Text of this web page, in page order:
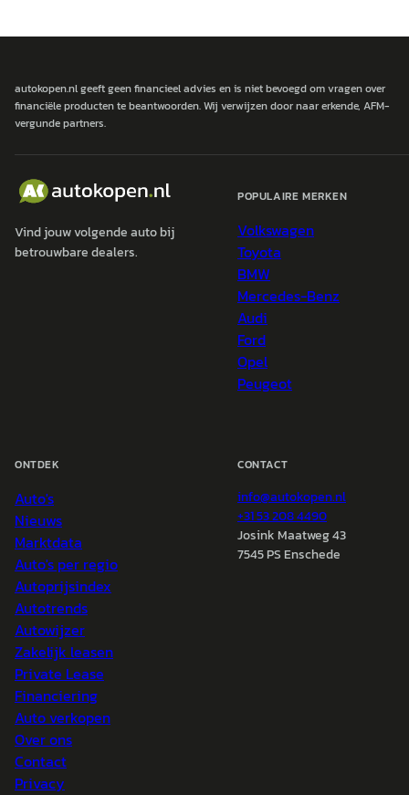
autokopen.nl geeft geen financieel advies en is niet bevoegd om vragen over
financiële producten te beantwoorden. Wij verwijzen door naar erkende, AFM-
vergunde partners.
Vind jouw volgende auto bij
betrouwbare dealers.
POPULAIRE MERKEN
Volkswagen
Toyota
BMW
Mercedes-Benz
Audi
Ford
Opel
Peugeot
ONTDEK
Auto's
Nieuws
Marktdata
Auto's per regio
Autoprijsindex
Autotrends
Autowijzer
Zakelijk leasen
Private Lease
Financiering
Auto verkopen
Over ons
Contact
Privacy
CONTACT
info@autokopen.nl
+31 53 208 4490
Josink Maatweg 43
7545 PS Enschede